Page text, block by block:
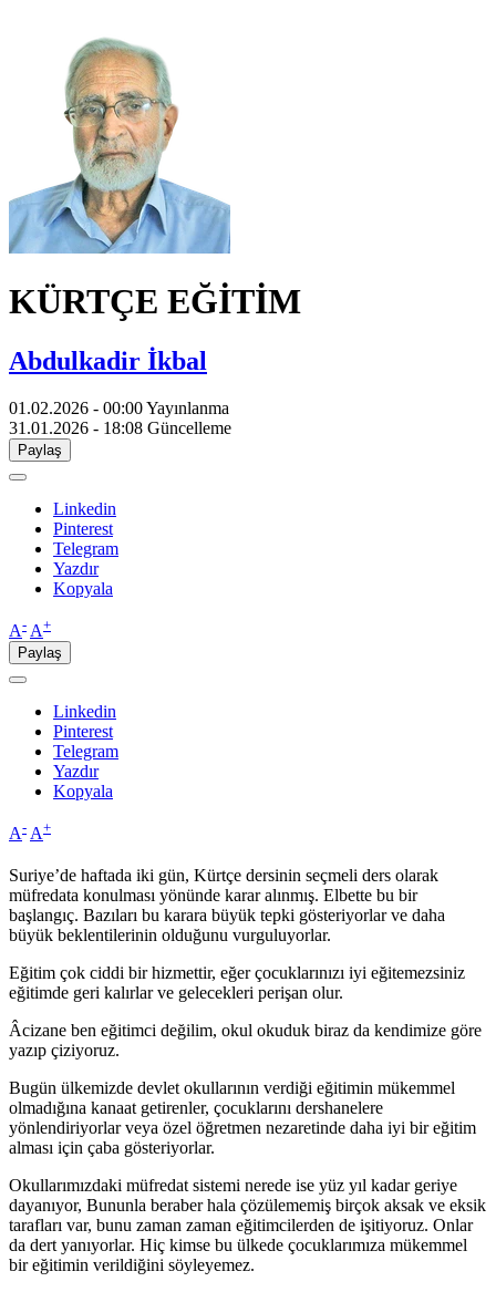
KÜRTÇE EĞİTİM
Abdulkadir İkbal
01.02.2026 - 00:00Yayınlanma
31.01.2026 - 18:08 Güncelleme
Paylaş
Linkedin
Pinterest
Telegram
Yazdır
Kopyala
A- A+
Paylaş
Linkedin
Pinterest
Telegram
Yazdır
Kopyala
A- A+
Suriye’de haftada iki gün, Kürtçe dersinin seçmeli ders olarak
müfredata konulması yönünde karar alınmış. Elbette bu bir
başlangıç. Bazıları bu karara büyük tepki gösteriyorlar ve daha
büyük beklentilerinin olduğunu vurguluyorlar.
Eğitim çok ciddi bir hizmettir, eğer çocuklarınızı iyi eğitemezsiniz
eğitimde geri kalırlar ve gelecekleri perişan olur.
Âcizane ben eğitimci değilim, okul okuduk biraz da kendimize göre
yazıp çiziyoruz.
Bugün ülkemizde devlet okullarının verdiği eğitimin mükemmel
olmadığına kanaat getirenler, çocuklarını dershanelere
yönlendiriyorlar veya özel öğretmen nezaretinde daha iyi bir eğitim
alması için çaba gösteriyorlar.
Okullarımızdaki müfredat sistemi nerede ise yüz yıl kadar geriye
dayanıyor, Bununla beraber hala çözülememiş birçok aksak ve eksik
tarafları var, bunu zaman zaman eğitimcilerden de işitiyoruz. Onlar
da dert yanıyorlar. Hiç kimse bu ülkede çocuklarımıza mükemmel
bir eğitimin verildiğini söyleyemez.